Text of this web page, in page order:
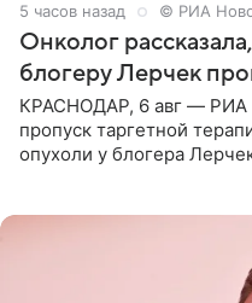
5 часов назад © РИА
Онколог
блогеру Лерчек
КРАСНОДАР, 6 авг — РИА
пропуск таргетной
опухоли у блогера